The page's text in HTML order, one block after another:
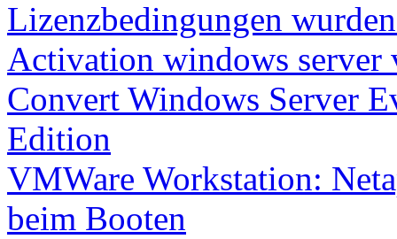
Lizenzbedingungen
Activation windows server
Convert Windows Server
Edition
VMWare Workstation:
beim Booten